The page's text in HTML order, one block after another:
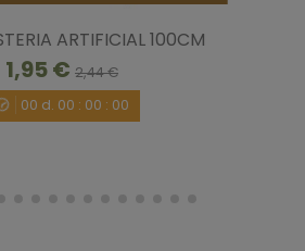
ARTIFICIAL 100CM
1,95 € 2,44 €
00 d. 00 : 00 : 00